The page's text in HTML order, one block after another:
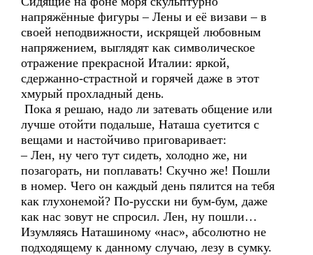
напряжённые фигуры – Лены и её визави – в
своей неподвижности, искрящей любовным
напряжением, выглядят как символическое
отражение прекрасной Италии: яркой,
сдержанно-страстной и горячей даже в этот
хмурый прохладный день.
Пока я решаю, надо ли затевать общение или
лучше отойти подальше, Наташа суетится с
вещами и настойчиво приговаривает:
– Лен, ну чего тут сидеть, холодно же, ни
позагорать, ни поплавать! Скучно же! Пошли
в номер. Чего он каждый день пялится на тебя
как глухонемой? По-русски ни бум-бум, даже
как нас зовут не спросил. Лен, ну пошли…
Изумляясь Наташиному «нас», абсолютно не
подходящему к данному случаю, лезу в сумку.